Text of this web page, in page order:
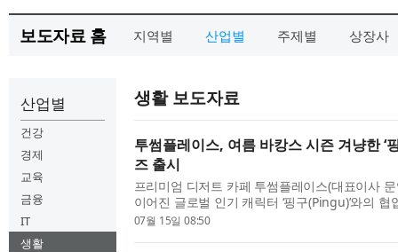
보도자료 홈 지역별 산업별 주제별 상장사
산업별
건강
경제
교육
금융
IT
생활
생활 보도자료
투썸플레이스, 여름 바캉스 시즌 겨냥한 ‘
즈 출시
프리미엄 디저트 카페 투썸플레이스(대표이사
이어진 글로벌 인기 캐릭터 ‘핑구(Pingu)’와의
격적인 여름 바캉스 시즌을 겨냥한 2차 한정판
07월 15일 08:50